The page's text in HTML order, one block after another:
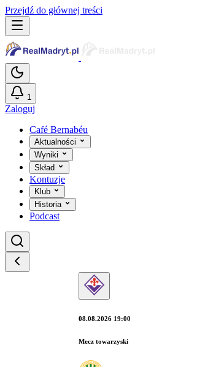
Przejdź do głównej treści
1
Zaloguj
Café Bernabéu
Aktualności
Wyniki
Skład
Kontuzje
Klub
Historia
Podcast
08.08.2026 19:00
Mecz towarzyski